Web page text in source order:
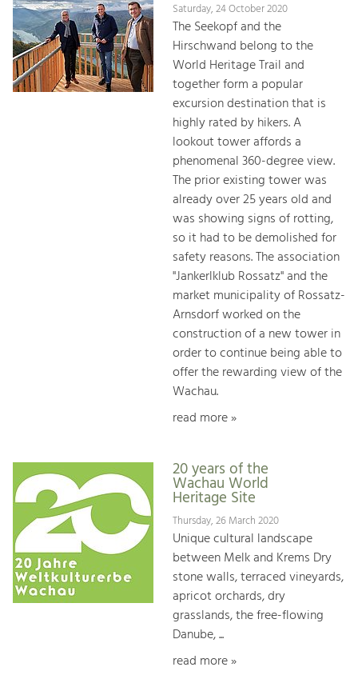
Saturday, 24 October 2020
The Seekopf and the
Hirschwand belong to the
World Heritage Trail and
together form a popular
excursion destination that is
highly rated by hikers. A
lookout tower affords a
phenomenal 360-degree view.
The prior existing tower was
already over 25 years old and
was showing signs of rotting,
so it had to be demolished for
safety reasons. The association
"Jankerlklub Rossatz" and the
market municipality of Rossatz-
Arnsdorf worked on the
construction of a new tower in
order to continue being able to
offer the rewarding view of the
Wachau.
read more »
20 years of the
Wachau World
Heritage Site
Thursday, 26 March 2020
Unique cultural landscape
between Melk and Krems Dry
stone walls, terraced vineyards,
apricot orchards, dry
grasslands, the free-flowing
Danube, ...
read more »